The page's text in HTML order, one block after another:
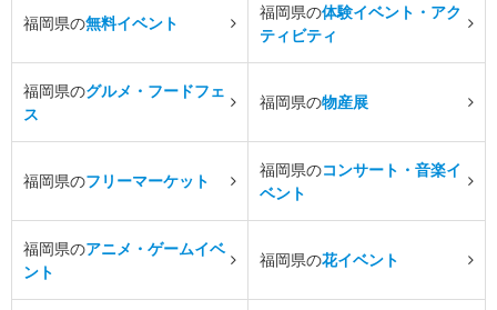
福岡県の無料イベント
福岡県の体験イベント・アク
ティビティ
福岡県のグルメ・フードフェ
ス
福岡県の物産展
福岡県のフリーマーケット
福岡県のコンサート・音楽イ
ベント
福岡県のアニメ・ゲームイベ
ント
福岡県の花イベント